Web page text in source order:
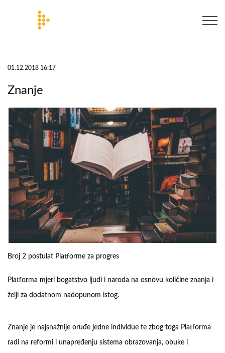
01.12.2018 16:17
Znanje
Broj 2 postulat Platforme za progres
Platforma mjeri bogatstvo ljudi i naroda na osnovu količine znanja i
želji za dodatnom nadopunom istog.
Znanje je najsnažnije oruđe jedne individue te zbog toga Platforma
radi na reformi i unapređenju sistema obrazovanja, obuke i